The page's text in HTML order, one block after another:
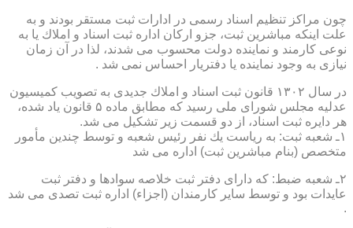
چون مراكز تنظیم اسناد رسمی در ادارات ثبت مستقر بودند و به
علت اینكه مباشرین ثبت، جزو اركان اداره ثبت اسناد و املاك یا به
نوعی كارمند و نماینده دولت محسوب می شدند، لذا در آن زمان
نیازی به وجود نماینده یا دفتریار احساس نمی شد .
در سال ۱۳۰۲ قانون ثبت اسناد و املاك جدیدی به تصویب كمیسیون
عدلیه مجلس شورای ملی رسید كه مطابق ماده ۵ قانون یاد شده،
هر دایره ثبت اسناد، از دو قسمت زیر تشكیل می شد.
۱ـ شعبه ثبت: به ریاست یك نفر رئیس شعبه و توسط چندین مأمور
متخصص (بنام مباشرین ثبت) اداره می شد
۲ـ شعبه ضبط: كه دارای دفتر ثبت خلاصه سوادها و دفتر ثبت
عایدات بود و توسط سایر كارمندان (اجزاء) اداره ثبت تصدی می شد
.